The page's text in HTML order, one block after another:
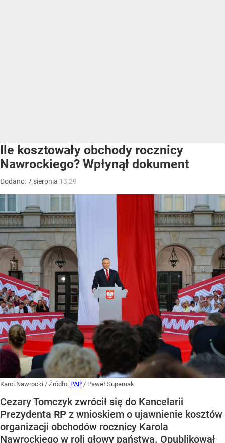
Ile kosztowały obchody rocznicy
Nawrockiego? Wpłynął dokument
Dodano:7 sierpnia 13:29
Karol Nawrocki / Źródło: PAP / Paweł Supernak
Cezary Tomczyk zwrócił się do Kancelarii
Prezydenta RP z wnioskiem o ujawnienie kosztów
organizacji obchodów rocznicy Karola
Nawrockiego w roli głowy państwa. Opublikował